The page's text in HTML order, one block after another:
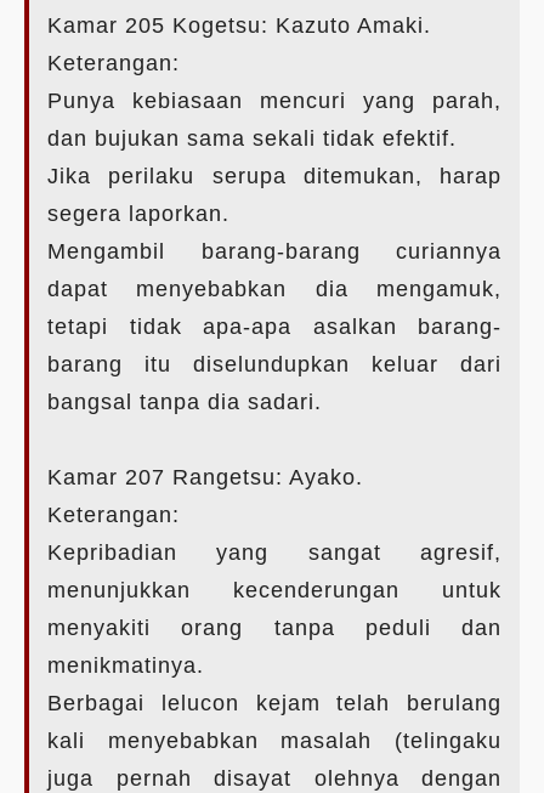
Kamar 205 Kogetsu: Kazuto Amaki.
Keterangan:
Punya kebiasaan mencuri yang parah,
dan bujukan sama sekali tidak efektif.
Jika perilaku serupa ditemukan, harap
segera laporkan.
Mengambil barang-barang curiannya
dapat menyebabkan dia mengamuk,
tetapi tidak apa-apa asalkan barang-
barang itu diselundupkan keluar dari
bangsal tanpa dia sadari.
Kamar 207 Rangetsu: Ayako.
Keterangan:
Kepribadian yang sangat agresif,
menunjukkan kecenderungan untuk
menyakiti orang tanpa peduli dan
menikmatinya.
Berbagai lelucon kejam telah berulang
kali menyebabkan masalah (telingaku
juga pernah disayat olehnya dengan